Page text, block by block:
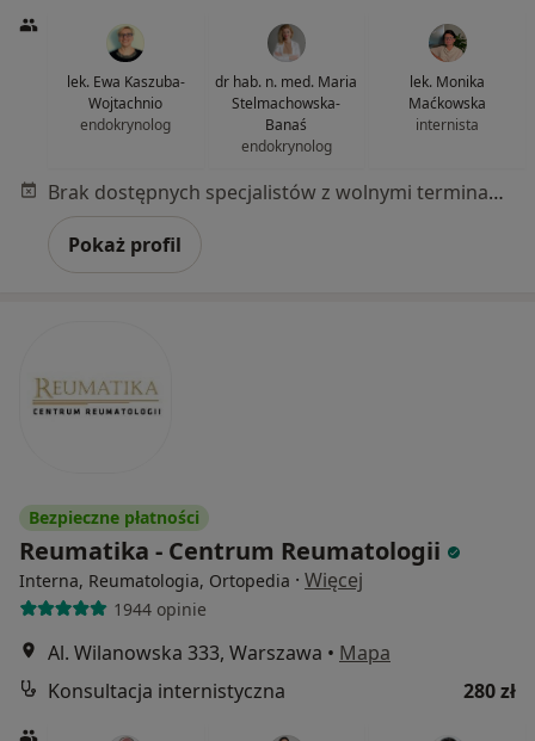
lek. Ewa Kaszuba-
Wojtachnio
endokrynolog
dr hab. n. med. Maria
Stelmachowska-
Banaś
endokrynolog
lek. Monika
Maćkowska
internista
Brak dostępnych specjalistów z wolnymi terminami w tym centrum medycznym.
Pokaż profil
Bezpieczne płatności
Reumatika - Centrum Reumatologii
Interna, Reumatologia, Ortopedia · Więcej
1944 opinie
Al. Wilanowska 333, Warszawa • Mapa
Konsultacja internistyczna
280 zł